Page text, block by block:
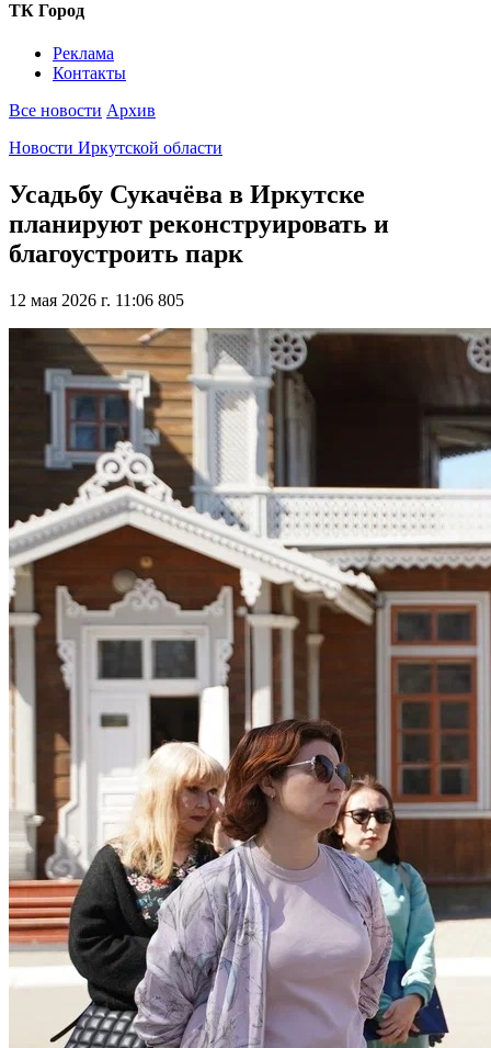
ТК Город
Реклама
Контакты
Все новости Архив
Новости Иркутской области
Усадьбу Сукачёва в Иркутске
планируют реконструировать и
благоустроить парк
12 мая 2026 г. 11:06 805